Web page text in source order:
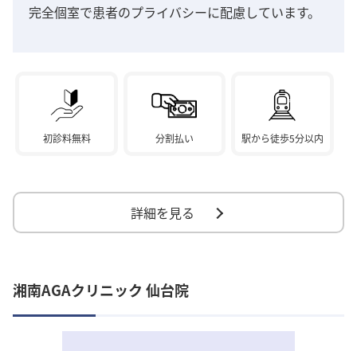
完全個室で患者のプライバシーに配慮しています。
初診料無料 分割払い 駅から徒歩5分以内
詳細を見る
湘南AGAクリニック 仙台院